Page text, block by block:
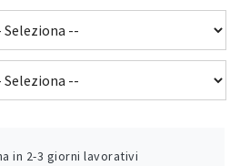
in 2-3 giorni lavorativi